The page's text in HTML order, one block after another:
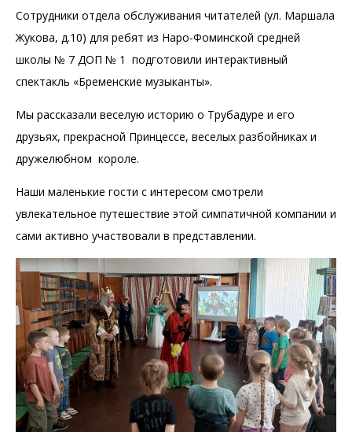
Сотрудники отдела обслуживания читателей (ул. Маршала
Жукова, д.10) для ребят из Наро-Фоминской средней
школы № 7 ДОП № 1 подготовили интерактивный
спектакль «Бременские музыканты».
Мы рассказали веселую историю о Трубадуре и его
друзьях, прекрасной Принцессе, веселых разбойниках и
дружелюбном короле.
Наши маленькие гости с интересом смотрели
увлекательное путешествие этой симпатичной компании и
сами активно участвовали в представлении.